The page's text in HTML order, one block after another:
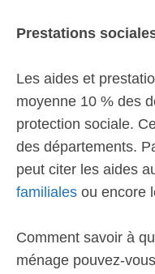
Prestations
Les aides et
moyenne 10 % des
protection sociale.
des départements.
peut citer les aides
familiales ou encore
Comment savoir à
ménage pouvez-